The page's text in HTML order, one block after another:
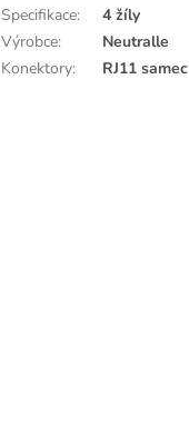
Specifikace:
4 žíly
Výrobce:
Neutralle
Konektory: RJ11 samec